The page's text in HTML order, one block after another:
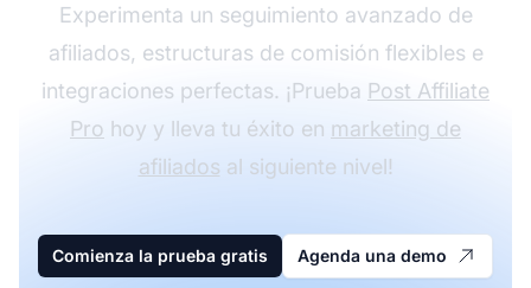
Experimenta un seguimiento avanzado de
afiliados, estructuras de comisión flexibles e
integraciones perfectas. ¡Prueba Post Affiliate
Pro hoy y lleva tu éxito en marketing de
afiliados al siguiente nivel!
Comienza la prueba gratis Agenda una demo